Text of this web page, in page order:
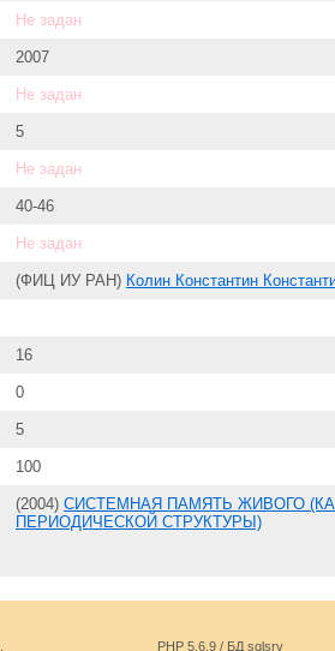
Не задан
2007
Не задан
5
Не задан
40-46
Не задан
(ФИЦ ИУ РАН) Колин Константин
16
0
5
100
(2004) СИСТЕМНАЯ ПАМЯТЬ ЖИВОГО
ПЕРИОДИЧЕСКОЙ СТРУКТУРЫ)
PHP 5.6.9 / БД sqlsrv